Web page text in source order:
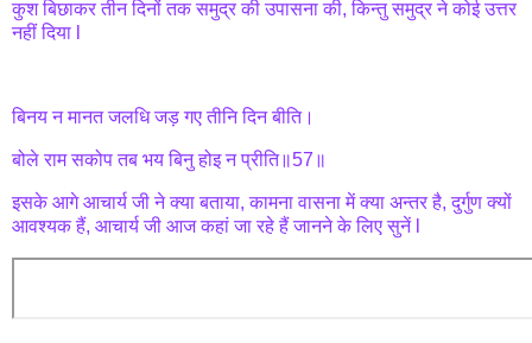
कुश बिछाकर तीन दिनों तक समुद्र की उपासना की, किन्तु समुद्र ने कोई उत्तर
नहीं दिया l
बिनय न मानत जलधि जड़ गए तीनि दिन बीति।
बोले राम सकोप तब भय बिनु होइ न प्रीति॥57॥
इसके आगे आचार्य जी ने क्या बताया, कामना वासना में क्या अन्तर है, दुर्गुण क्यों
आवश्यक हैं, आचार्य जी आज कहां जा रहे हैं जानने के लिए सुनें l